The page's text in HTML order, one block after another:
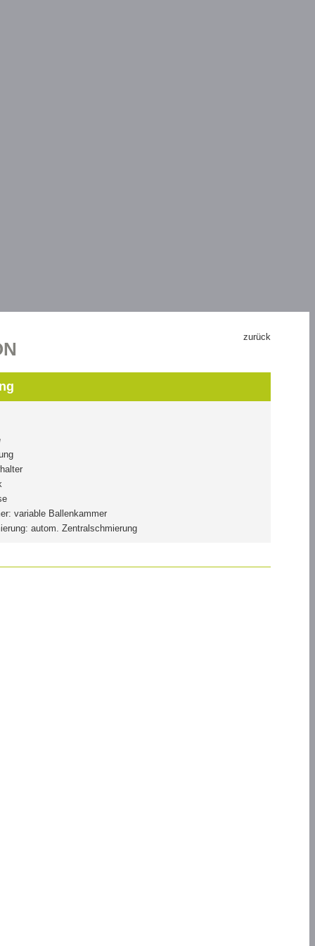
zurück
variable Ballenkammer
autom. Zentralschmierung